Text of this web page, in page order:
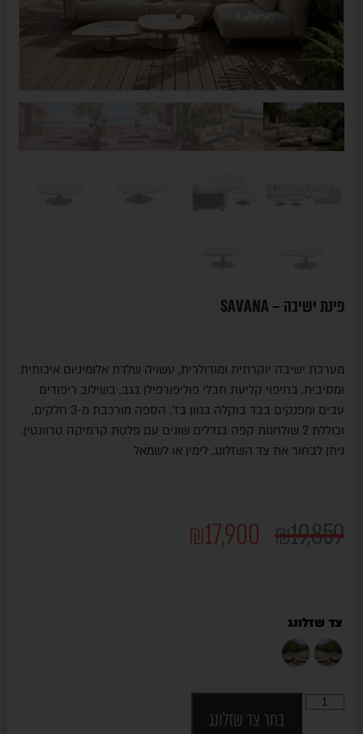
פינת ישיבה – SAVANA
מערכת ישיבה יוקרתית ומודולרית, עשויה שלדת אלומיניום איכותית
ומסיבית, בחיפוי קליעת חבלי פוליפורפילן בגב, בשילוב ריפודים
עבים ומפנקים בבד בוקלה בגוון בז'. הספה מורכבת מ-3 חלקים,
וכוללת 2 שולחנות קפה בגדלים שונים עם פלטת קרמיקה טרוונטין.
ניתן לבחור את צד השזלונג, לימין או לשמאל
₪19,859
₪17,900
צד שזלונג
בחר צד שזלונג